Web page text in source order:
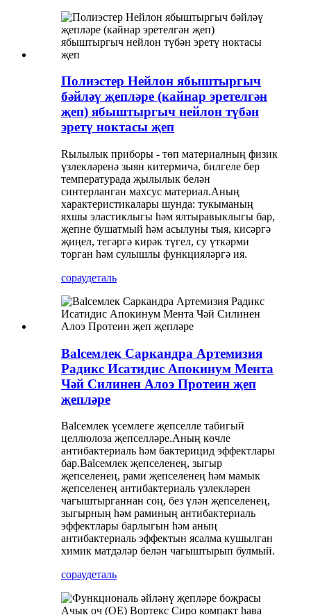
Полиэстер Нейлон ябыштыргыч
бәйләү җепләре (кайнар эретелгән
җеп) ябыштыргыч нейлон түбән
эретү ноктасы җеп
Rылылык приборы - төп материалның физик
үзлекләренә зыян китермичә, билгеле бер
температурада җылылык белән
синтерланган махсус материал.Аның
характеристикалары шунда: тукыманың
яхшы эластиклыгы һәм ялтыравыклыгы бар,
җепне бушатмый һәм асылуны тыя, кисәргә
җиңел, тегәргә кирәк түгел, су үткәрми
торган һәм сулышлы функцияләргә ия.
сораудеталь
Balсемлек Саркандра Артемизия
Радикс Исатидис Апокинум Мента
Чәй Силинен Алоэ Протеин җеп
җепләре
Balсемлек үсемлеге җепселле табигый
целлюлоза җепселләре.Аның көчле
антибактериаль һәм бактерицид эффектлары
бар.Balсемлек җепселенең, зыгыр
җепселенең, рами җепселенең һәм мамык
җепселенең антибактериаль үзлекләрен
чагыштырганнан соң, без үлән җепселенең,
зыгырның һәм раминың антибактериаль
эффектлары барлыгын һәм аның
антибактериаль эффектын ясалма кушылган
химик матдәләр белән чагыштырып булмый.
сораудеталь